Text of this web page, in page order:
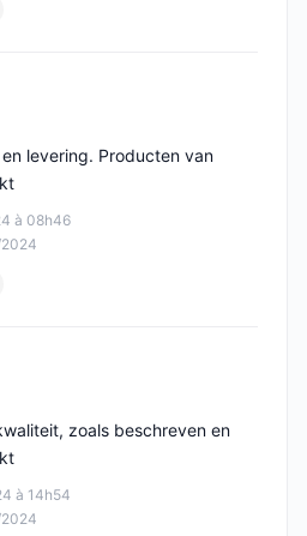
5
à 08h46
levering. Producten van
5
à 14h54
zoals beschreven en